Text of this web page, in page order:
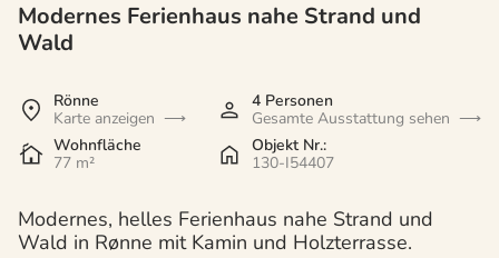
Modernes Ferienhaus nahe Strand und
Wald
Rönne
Karte anzeigen
4 Personen
Gesamte Ausstattung sehen
Wohnfläche
77 m²
Objekt Nr.:
130-I54407
Modernes, helles Ferienhaus nahe Strand und
Wald in Rønne mit Kamin und Holzterrasse.